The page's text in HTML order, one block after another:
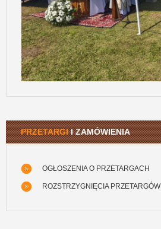
PRZETARGII ZAMÓWIENIA
OGŁOSZENIA O PRZETARGACH
ROZSTRZYGNIĘCIA PRZETARGÓW